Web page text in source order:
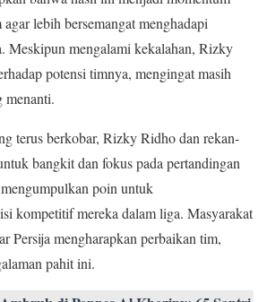
lebih bersemangat menghadapi
Meskipun mengalami kekalahan, Rizky
potensi timnya, mengingat masih
menanti.
terus berkobar, Rizky Ridho dan rekan-
bangkit dan fokus pada pertandingan
poin untuk
kompetitif mereka dalam liga. Masyarakat
Persija mengharapkan perbaikan tim,
pahit ini.